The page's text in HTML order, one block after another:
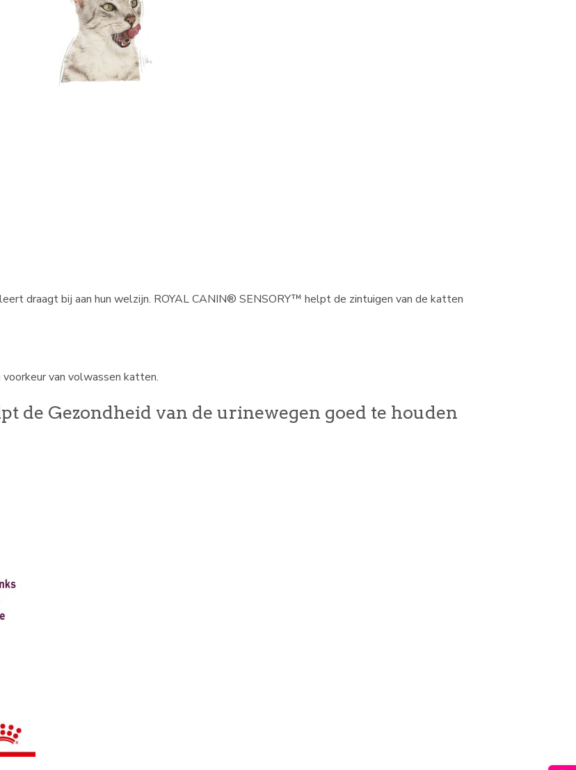
draagt bij aan hun welzijn. ROYAL CANIN® SENSORY™ helpt de zintuigen van de katten
van volwassen katten.
de Gezondheid van de urinewegen goed te houden